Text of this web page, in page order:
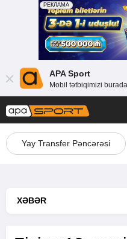
APA Sport
Mobil tətbiqimizi
Yay Transfer Pəncərəsi
XƏBƏR